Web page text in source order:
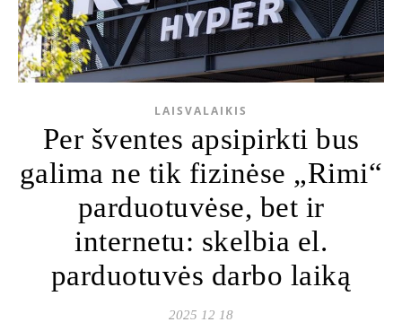
LAISVALAIKIS
Per šventes apsipirkti bus
galima ne tik fizinėse „Rimi“
parduotuvėse, bet ir
internetu: skelbia el.
parduotuvės darbo laiką
2025 12 18